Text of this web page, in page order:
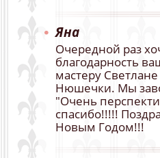
Яна
Очередной раз
благодарность
мастеру
Нюшечки. Мы
"Очень
спасибо!!!!!
Новым Годом!!!